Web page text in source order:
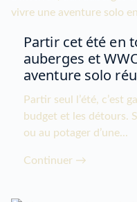
Partir cet été en
auberges et
aventure solo
Partir seul l’été, c’est
budget et les détours.
ou au potager d’une...
Continuer →